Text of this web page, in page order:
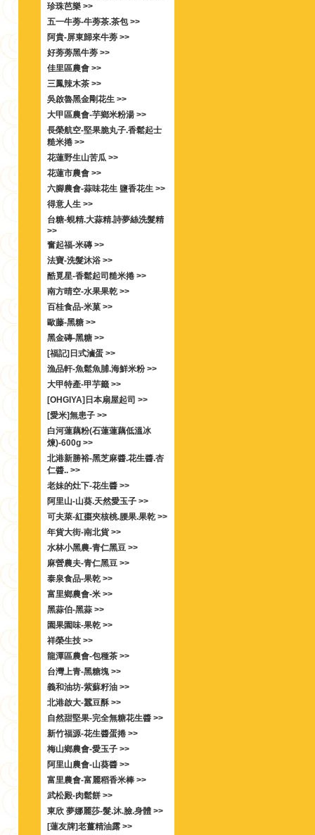
珍珠芭樂 >>
五一牛蒡-牛蒡茶.茶包 >>
阿貴-屏東歸來牛蒡 >>
好蒡蒡黑牛蒡 >>
佳里區農會 >>
三鳳辣木茶 >>
吳啟魯黑金剛花生 >>
大甲區農會-芋鄉米粉湯 >>
長榮航空-堅果脆丸子.香鬆起士
糙米捲 >>
花蓮野生山苦瓜 >>
花蓮市農會 >>
六腳農會-蒜味花生 鹽香花生 >>
得意人生 >>
台糖-蜆精.大蒜精.詩夢絲洗髮精
>>
奮起福-米磚 >>
法寶-洗髮沐浴 >>
酷覓星-香鬆起司糙米捲 >>
南方晴空-水果果乾 >>
百桂食品-米菓 >>
歐藤-黑糖 >>
黑金磚-黑糖 >>
[福記]日式滷蛋 >>
漁品軒-魚鬆魚脯.海鮮米粉 >>
大甲特產-甲芋籤 >>
[OHGIYA]日本扇屋起司 >>
[愛米]無患子 >>
白河蓮藕粉(石蓮蓮藕低溫冰
煉)-600g >>
北港新勝裕-黑芝麻醬.花生醬.杏
仁醬.. >>
老妹的灶下-花生醬 >>
阿里山-山葵.天然愛玉子 >>
可夫萊-紅棗夾核桃.腰果.果乾 >>
年貨大街-南北貨 >>
水林小黑農-青仁黑豆 >>
麻營農夫-青仁黑豆 >>
泰泉食品-果乾 >>
富里鄉農會-米 >>
黑蒜伯-黑蒜 >>
園果園味-果乾 >>
祥榮生技 >>
龍潭區農會-包種茶 >>
台灣上青-黑糖塊 >>
義和油坊-紫蘇籽油 >>
北港啟大-蠶豆酥 >>
自然甜堅果-完全無糖花生醬 >>
新竹福源-花生醬蛋捲 >>
梅山鄉農會-愛玉子 >>
阿里山農會-山葵醬 >>
富里農會-富麗稻香米棒 >>
武松殿-肉鬆餅 >>
東欣 夢娜麗莎-髮.沐.臉.身體 >>
[蓮友牌]老薑精油露 >>